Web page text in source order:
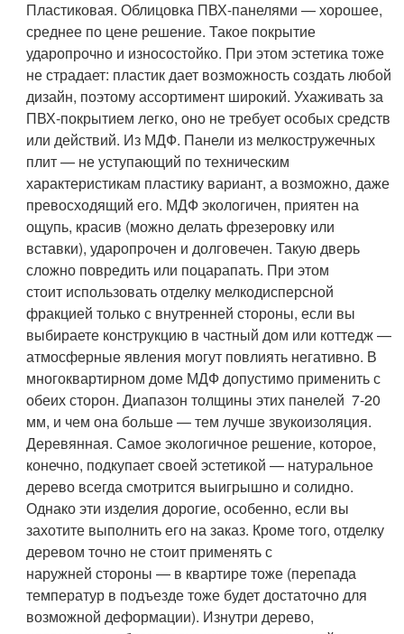
Пластиковая. Облицовка ПВХ-панелями — хорошее,
среднее по цене решение. Такое покрытие
ударопрочно и износостойко. При этом эстетика тоже
не страдает: пластик дает возможность создать любой
дизайн, поэтому ассортимент широкий. Ухаживать за
ПВХ-покрытием легко, оно не требует особых средств
или действий. Из МДФ. Панели из мелкостружечных
плит — не уступающий по техническим
характеристикам пластику вариант, а возможно, даже
превосходящий его. МДФ экологичен, приятен на
ощупь, красив (можно делать фрезеровку или
вставки), ударопрочен и долговечен. Такую дверь
сложно повредить или поцарапать. При этом
стоит использовать отделку мелкодисперсной
фракцией только с внутренней стороны, если вы
выбираете конструкцию в частный дом или коттедж —
атмосферные явления могут повлиять негативно. В
многоквартирном доме МДФ допустимо применить с
обеих сторон. Диапазон толщины этих панелей 7-20
мм, и чем она больше — тем лучше звукоизоляция.
Деревянная. Самое экологичное решение, которое,
конечно, подкупает своей эстетикой — натуральное
дерево всегда смотрится выигрышно и солидно.
Однако эти изделия дорогие, особенно, если вы
захотите выполнить его на заказ. Кроме того, отделку
деревом точно не стоит применять с
наружней стороны — в квартире тоже (перепада
температур в подъезде тоже будет достаточно для
возможной деформации). Изнутри дерево,